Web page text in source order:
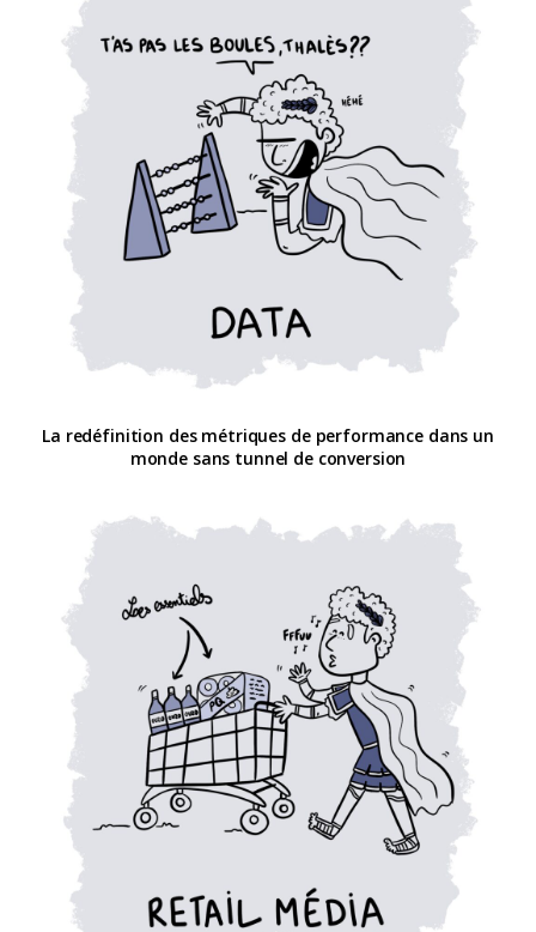
La redéfinition des métriques de performance dans un
monde sans tunnel de conversion